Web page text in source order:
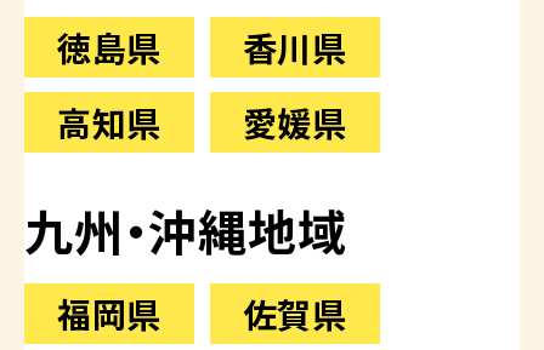
徳島県
香川県
高知県
愛媛県
九州・沖縄地域
福岡県
佐賀県